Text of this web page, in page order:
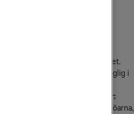
dagar innan du vill använda det.
extra surfmängden den tillgänglig i
EU/EES gäller i följande länder:
Bosnien och Herzegovina, Färöarna,